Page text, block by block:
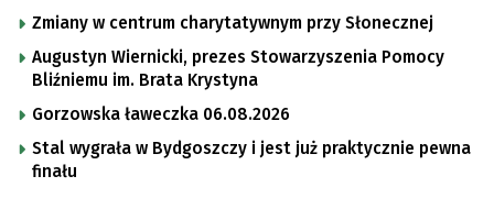
Zmiany w centrum charytatywnym przy Słonecznej
Augustyn Wiernicki, prezes Stowarzyszenia Pomocy
Bliźniemu im. Brata Krystyna
Gorzowska ławeczka 06.08.2026
Stal wygrała w Bydgoszczy i jest już praktycznie pewna
finału